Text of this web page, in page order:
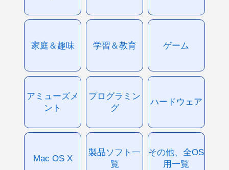
家庭＆趣味 学習＆教育 ゲーム
アミューズメ
ント
プログラミン
グ
ハードウェア
Mac OS X
製品ソフト一
覧
その他、全OS
用一覧